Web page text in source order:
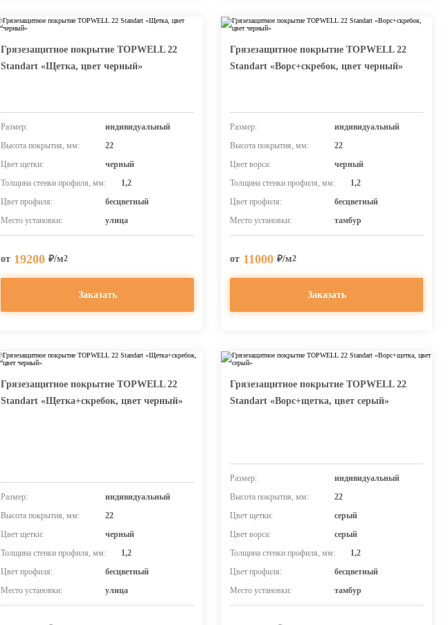
Грязезащитное покрытие TOPWELL 22
Standart «Щетка, цвет черный»
Размер:
индивидуальный
Высота покрытия, мм:
22
Цвет щетки:
черный
Толщина стенки профиля, мм:
1,2
Цвет профиля:
бесцветный
Место установки:
улица
от 19200 ₽/м2
Заказать
Грязезащитное покрытие TOPWELL 22
Standart «Ворс+скребок, цвет черный»
Размер:
индивидуальный
Высота покрытия, мм:
22
Цвет ворса:
черный
Толщина стенки профиля, мм:
1,2
Цвет профиля:
бесцветный
Место установки:
тамбур
от 11000 ₽/м2
Заказать
Грязезащитное покрытие TOPWELL 22
Standart «Щетка+скребок, цвет черный»
Размер:
индивидуальный
Высота покрытия, мм:
22
Цвет щетки:
черный
Толщина стенки профиля, мм:
1,2
Цвет профиля:
бесцветный
Место установки:
улица
Грязезащитное покрытие TOPWELL 22
Standart «Ворс+щетка, цвет серый»
Размер:
индивидуальный
Высота покрытия, мм:
22
Цвет щетки:
серый
Цвет ворса:
серый
Толщина стенки профиля, мм:
1,2
Цвет профиля:
бесцветный
Место установки:
тамбур